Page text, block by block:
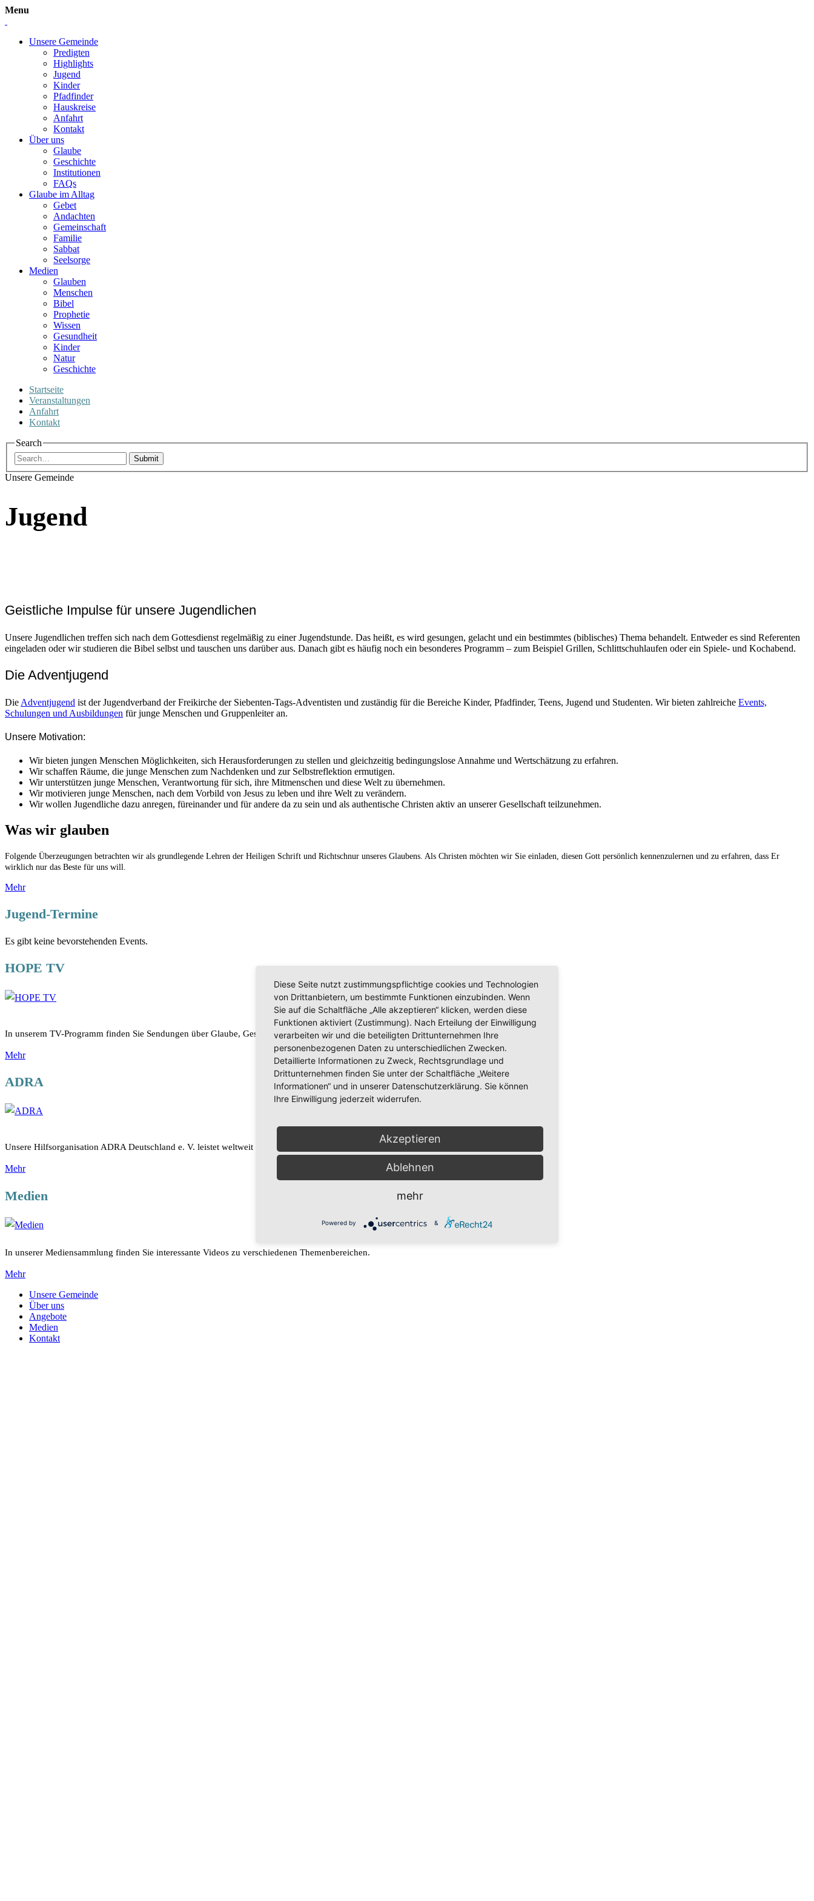
Menu
Unsere Gemeinde
Predigten
Highlights
Jugend
Kinder
Pfadfinder
Hauskreise
Anfahrt
Kontakt
Über uns
Glaube
Geschichte
Institutionen
FAQs
Glaube im Alltag
Gebet
Andachten
Gemeinschaft
Familie
Sabbat
Seelsorge
Medien
Glauben
Menschen
Bibel
Prophetie
Wissen
Gesundheit
Kinder
Natur
Geschichte
Startseite
Veranstaltungen
Anfahrt
Kontakt
Search
Submit
Unsere Gemeinde
Jugend
Geistliche Impulse für unsere Jugendlichen
Unsere Jugendlichen treffen sich nach dem Gottesdienst regelmäßig zu einer Jugendstunde. Das heißt, es wird gesungen, gelacht und ein bestimmtes (biblisches) Thema behandelt. Entweder es sind Referenten
eingeladen oder wir studieren die Bibel selbst und tauschen uns darüber aus. Danach gibt es häufig noch ein besonderes Programm – zum Beispiel Grillen, Schlittschuhlaufen oder ein Spiele- und Kochabend.
Die Adventjugend
Die Adventjugend ist der Jugendverband der Freikirche der Siebenten-Tags-Adventisten und zuständig für die Bereiche Kinder, Pfadfinder, Teens, Jugend und Studenten. Wir bieten zahlreiche Events,
Schulungen und Ausbildungen für junge Menschen und Gruppenleiter an.
Unsere Motivation:
Wir bieten jungen Menschen Möglichkeiten, sich Herausforderungen zu stellen und gleichzeitig bedingungslose Annahme und Wertschätzung zu erfahren.
Wir schaffen Räume, die junge Menschen zum Nachdenken und zur Selbstreflektion ermutigen.
Wir unterstützen junge Menschen, Verantwortung für sich, ihre Mitmenschen und diese Welt zu übernehmen.
Wir motivieren junge Menschen, nach dem Vorbild von Jesus zu leben und ihre Welt zu verändern.
Wir wollen Jugendliche dazu anregen, füreinander und für andere da zu sein und als authentische Christen aktiv an unserer Gesellschaft teilzunehmen.
Was wir glauben
Folgende Überzeugungen betrachten wir als grundlegende Lehren der Heiligen Schrift und Richtschnur unseres Glaubens. Als Christen möchten wir Sie einladen, diesen Gott persönlich kennenzulernen und zu erfahren, dass Er
wirklich nur das Beste für uns will.
Mehr
Jugend-Termine
Es gibt keine bevorstehenden Events.
HOPE TV
In unserem TV-Programm finden Sie Sendungen über Glaube, Gesundheit, Familie und vielen weiteren Themen.
Mehr
ADRA
Unsere Hilfsorganisation ADRA Deutschland e. V. leistet weltweit Unterstützung für Menschen in Not.
Mehr
Medien
In unserer Mediensammlung finden Sie interessante Videos zu verschiedenen Themenbereichen.
Mehr
Unsere Gemeinde
Über uns
Angebote
Medien
Kontakt
Diese Seite nutzt zustimmungspflichtige cookies und Technologien
von Drittanbietern, um bestimmte Funktionen einzubinden. Wenn
Sie auf die Schaltfläche „Alle akzeptieren“ klicken, werden diese
Funktionen aktiviert (Zustimmung). Nach Erteilung der Einwilligung
verarbeiten wir und die beteiligten Drittunternehmen Ihre
personenbezogenen Daten zu unterschiedlichen Zwecken.
Detaillierte Informationen zu Zweck, Rechtsgrundlage und
Drittunternehmen finden Sie unter der Schaltfläche „Weitere
Informationen“ und in unserer Datenschutzerklärung. Sie können
Ihre Einwilligung jederzeit widerrufen.
Akzeptieren
Ablehnen
mehr
Powered by &